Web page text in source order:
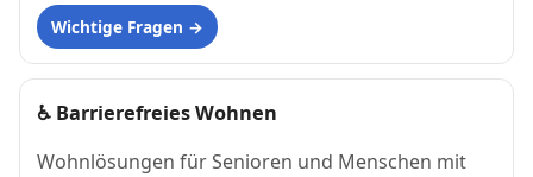
Wichtige Fragen
♿ Barrierefreies Wohnen
Wohnlösungen für Senioren und Menschen mit